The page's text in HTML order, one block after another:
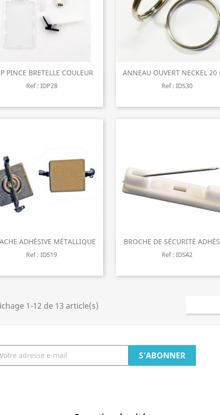
PINCE BRETELLE COULEUR
Ref : IDP28
Aperçu rapide
ANNEAU OUVERT NECKEL 20
Ref : IDS30
Aperçu rapide
ADHÉSIVE MÉTALLIQUE
Ref : IDS19
Aperçu rapide
BROCHE DE SÉCURITÉ
Ref : IDS42
Aperçu rapide
1-12 de 13 article(s)